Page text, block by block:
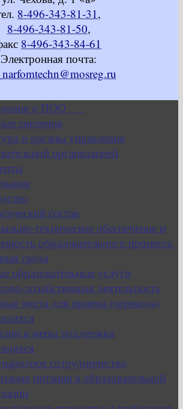
8-496-343-81-31,
8-496-343-81-50,
8-496-343-84-61
Электронная почта:
о ПОО
сведения
и органы управления
организацией
состав
техническое обеспечение и
образовательного процесса.
среда
образовательные услуги
хозяйственная деятельность
места для приема (перевода)
и меры поддержки
сотрудничество
питания в образовательной